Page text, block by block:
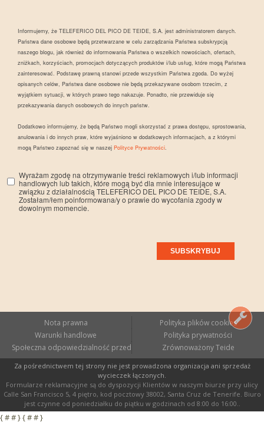
Informujemy, że TELEFERICO DEL PICO DE TEIDE, S.A. jest administratorem danych.
Państwa dane osobowe będą przetwarzane w celu zarządzania Państwa subskrypcją
naszego blogu, jak również do informowania Państwa o wszelkich nowościach, ofertach,
zniżkach, korzyściach, promocjach dotyczących produktów i/lub usług, które mogą Państwa
zainteresować. Podstawę prawną stanowi przede wszystkim Państwa zgoda. Do wyżej
opisanych celów, Państwa dane osobowe nie będą przekazywane osobom trzecim, z
wyjątkiem sytuacji, w których prawo tego nakazuje. Ponadto, nie przewiduje się
przekazywania danych osobowych do innych państw.
Dodatkowo informujemy, że będą Państwo mogli skorzystać z prawa dostępu, sprostowania,
anulowania i do innych praw, które wyjaśniono w dodatkowych informacjach, a z którymi
mogą Państwo zapoznać się w naszej Polityce Prywatności.
Wyrażam zgodę na otrzymywanie treści reklamowych i/lub informacji
handlowych lub takich, które mogą być dla mnie interesujące w
związku z działalnością TELEFERICO DEL PICO DE TEIDE, S.A.
Zostałam/łem poinformowana/y o prawie do wycofania zgody w
dowolnym momencie.
Nota prawna
Polityka plików cookies
Warunki handlowe
Polityka prywatności
Społeczna odpowiedzialność przedsiębiorstwZrównoważony Teide
Za pośrednictwem tej strony nie jest prowadzona organizacja ani sprzedaż
wycieczek łączonych.
Formularze reklamacyjne są do dyspozycji Klientów w naszym biurze przy ulicy
Calle San Francisco 5, 4 piętro, kod pocztowy 38002, Santa Cruz de Tenerife. Biuro
jest czynne od poniedziałku do piątku w godzinach od 8:00 do 16:00..
{ # # } { # # }